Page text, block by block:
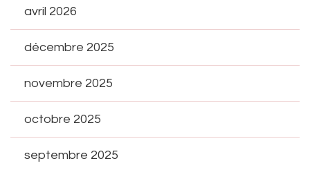
avril 2026
décembre 2025
novembre 2025
octobre 2025
septembre 2025